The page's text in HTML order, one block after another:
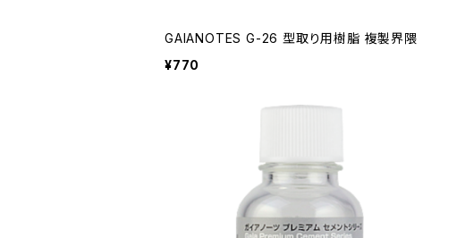
GAIANOTES G-26 型取り用樹脂 複製界隈
¥770